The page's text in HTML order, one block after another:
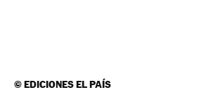
©EDICIONES EL PAÍS